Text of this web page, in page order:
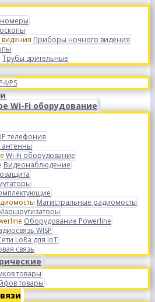
Приборы ночного видения
Трубы зрительные
PS
Wi-Fi оборудование
телефония
антенны
Wi-Fi оборудование
Видеонаблюдение
Магистральные радиомосты
Оборудование Powerline
WISP
LoRa для IoT
связь
товары
товары